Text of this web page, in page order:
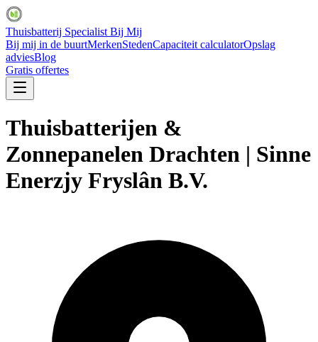
Thuisbatterij Specialist Bij Mij
Bij mij in de buurtMerkenStedenCapaciteit calculatorOpslag
adviesBlog
Gratis offertes
Thuisbatterijen &
Zonnepanelen Drachten | Sinne
Enerzjy Fryslân B.V.